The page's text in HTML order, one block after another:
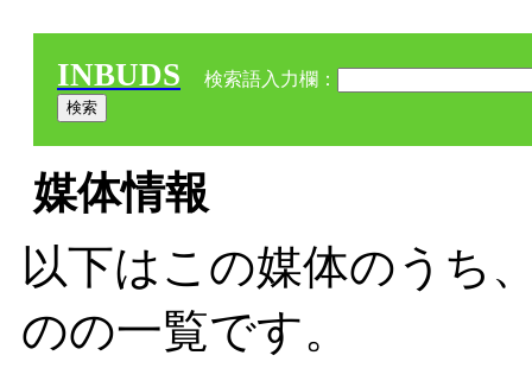
INBUDS 検索語入力欄：
媒体情報
以下はこの媒体のうち
のの一覧です。